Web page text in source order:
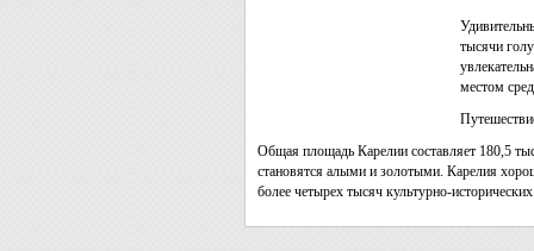
тысячи
местом
Общая площадь Карелии составляет 180,5
становятся алыми и золотыми. Карелия
более четырех тысяч культурно-